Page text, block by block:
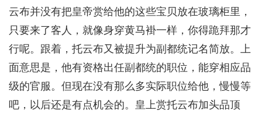
云布并没有把皇帝赏给他的这些宝贝放在玻璃柜里，
只要来了客人，就像身穿黄马褂一样，你得跪拜那才
行呢。跟着，托云布又被提升为副都统记名简放。上
面意思是，他有资格出任副都统的职位，能穿相应品
级的官服。但现在没有那么多实际职位给他，慢慢等
吧，以后还是有点机会的。皇上赏托云布加头品顶